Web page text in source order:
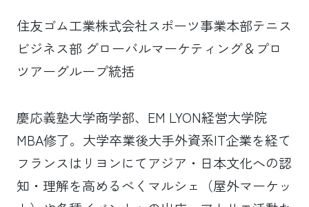
住友ゴム工業株式会社スポーツ事業本部テニス
ビジネス部 グローバルマーケティング＆プロ
ツアーグループ統括
慶応義塾大学商学部、EM LYON経営大学院
MBA修了。大学卒業後大手外資系IT企業を経て
フランスはリヨンにてアジア・日本文化への認
知・理解を高めるべくマルシェ（屋外マーケッ